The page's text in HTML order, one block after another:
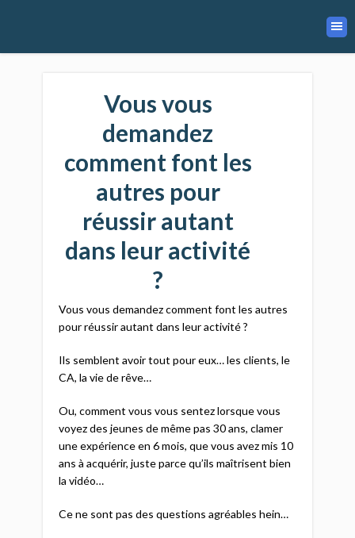
Vous vous
demandez
comment font les
autres pour
réussir autant
dans leur activité
?
Vous vous demandez comment font les autres
pour réussir autant dans leur activité ?
Ils semblent avoir tout pour eux… les clients, le
CA, la vie de rêve…
Ou, comment vous vous sentez lorsque vous
voyez des jeunes de même pas 30 ans, clamer
une expérience en 6 mois, que vous avez mis 10
ans à acquérir, juste parce qu’ils maîtrisent bien
la vidéo…
Ce ne sont pas des questions agréables hein…